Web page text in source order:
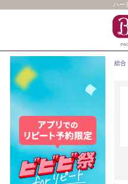
ハー
総合